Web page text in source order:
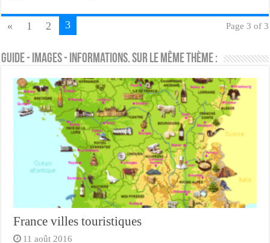
Page 3 of 3
« 1 2 3
Guide - Images - Informations. Sur le même thème :
France villes touristiques
11 août 2016